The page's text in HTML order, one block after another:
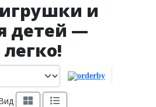
и
детей —